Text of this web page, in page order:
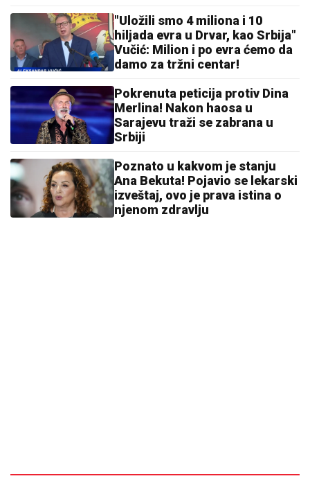
"Uložili smo 4 miliona i 10
hiljada evra u Drvar, kao Srbija"
Vučić: Milion i po evra ćemo da
damo za tržni centar!
Pokrenuta peticija protiv Dina
Merlina! Nakon haosa u
Sarajevu traži se zabrana u
Srbiji
Poznato u kakvom je stanju
Ana Bekuta! Pojavio se lekarski
izveštaj, ovo je prava istina o
njenom zdravlju